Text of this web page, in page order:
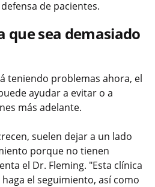
de pacientes.
que sea demasiado
teniendo problemas ahora, el
ayudar a evitar o a
más adelante.
suelen dejar a un lado
porque no tienen
el Dr. Fleming. "Esta clínica
el seguimiento, así como